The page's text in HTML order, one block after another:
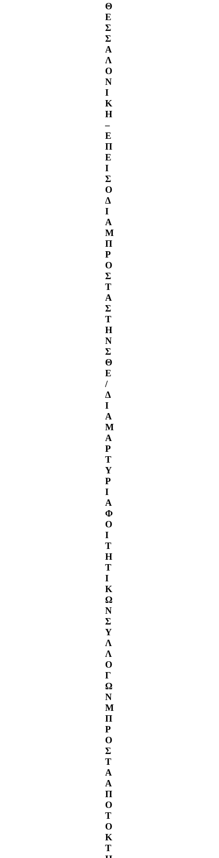
Θ
Ε
Σ
Σ
Α
Λ
Ο
Ν
Ι
Κ
Η
–
Ε
Π
Ε
Ι
Σ
Ο
Δ
Ι
Α
Μ
Π
Ρ
Ο
Σ
Τ
Α
Σ
Τ
Η
Ν
Σ
Θ
Ε
/
Δ
Ι
Α
Μ
Α
Ρ
Τ
Υ
Ρ
Ι
Α
Φ
Ο
Ι
Τ
Η
Τ
Ι
Κ
Ω
Ν
Σ
Υ
Λ
Λ
Ο
Γ
Ω
Ν
Μ
Π
Ρ
Ο
Σ
Τ
Α
Α
Π
Ο
Τ
Ο
Κ
Τ